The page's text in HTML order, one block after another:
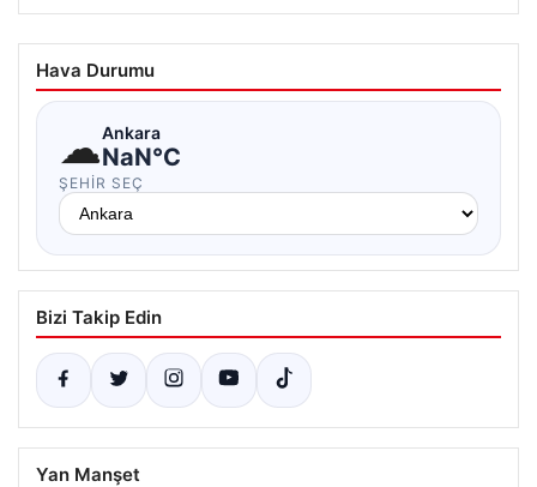
Hava Durumu
☁Ankara
NaN°C
ŞEHIR SEÇ
Bizi Takip Edin
Yan Manşet